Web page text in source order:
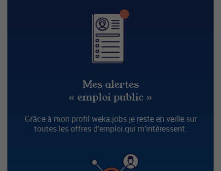
Mes alertes
« emploi public »
Grâce à mon profil weka.jobs je reste en veille sur
toutes les offres d’emploi qui m’intéressent.